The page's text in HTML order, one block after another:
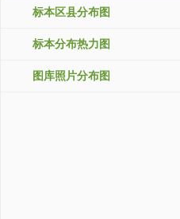
标本区县分布图
标本分布热力图
图库照片分布图